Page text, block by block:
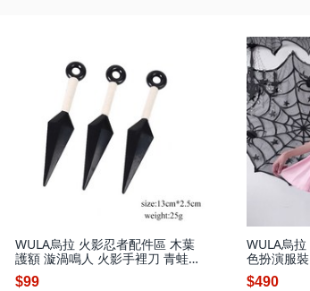
WULA烏拉 火影忍者配件區 木葉
護額 漩渦鳴人 火影手裡刀 青蛙錢
包
$99
WULA烏
色扮演服裝
$490